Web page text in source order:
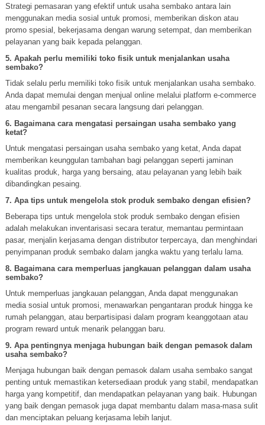
Strategi pemasaran yang efektif untuk usaha sembako antara lain
menggunakan media sosial untuk promosi, memberikan diskon atau
promo spesial, bekerjasama dengan warung setempat, dan memberikan
pelayanan yang baik kepada pelanggan.
5. Apakah perlu memiliki toko fisik untuk menjalankan usaha
sembako?
Tidak selalu perlu memiliki toko fisik untuk menjalankan usaha sembako.
Anda dapat memulai dengan menjual online melalui platform e-commerce
atau mengambil pesanan secara langsung dari pelanggan.
6. Bagaimana cara mengatasi persaingan usaha sembako yang
ketat?
Untuk mengatasi persaingan usaha sembako yang ketat, Anda dapat
memberikan keunggulan tambahan bagi pelanggan seperti jaminan
kualitas produk, harga yang bersaing, atau pelayanan yang lebih baik
dibandingkan pesaing.
7. Apa tips untuk mengelola stok produk sembako dengan efisien?
Beberapa tips untuk mengelola stok produk sembako dengan efisien
adalah melakukan inventarisasi secara teratur, memantau permintaan
pasar, menjalin kerjasama dengan distributor terpercaya, dan menghindari
penyimpanan produk sembako dalam jangka waktu yang terlalu lama.
8. Bagaimana cara memperluas jangkauan pelanggan dalam usaha
sembako?
Untuk memperluas jangkauan pelanggan, Anda dapat menggunakan
media sosial untuk promosi, menawarkan pengantaran produk hingga ke
rumah pelanggan, atau berpartisipasi dalam program keanggotaan atau
program reward untuk menarik pelanggan baru.
9. Apa pentingnya menjaga hubungan baik dengan pemasok dalam
usaha sembako?
Menjaga hubungan baik dengan pemasok dalam usaha sembako sangat
penting untuk memastikan ketersediaan produk yang stabil, mendapatkan
harga yang kompetitif, dan mendapatkan pelayanan yang baik. Hubungan
yang baik dengan pemasok juga dapat membantu dalam masa-masa sulit
dan menciptakan peluang kerjasama lebih lanjut.